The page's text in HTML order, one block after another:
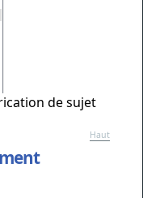
de sujet
Haut